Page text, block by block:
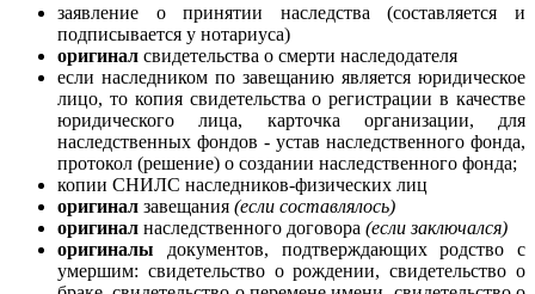
заявление о принятии наследства (составляется и
подписывается у нотариуса)
оригинал свидетельства о смерти наследодателя
если наследником по завещанию является юридическое
лицо, то копия свидетельства о регистрации в качестве
юридического лица, карточка организации, для
наследственных фондов - устав наследственного фонда,
протокол (решение) о создании наследственного фонда;
копии СНИЛС наследников-физических лиц
оригинал завещания (если составлялось)
оригинал наследственного договора (если заключался)
оригиналы документов, подтверждающих родство с
умершим: свидетельство о рождении, свидетельство о